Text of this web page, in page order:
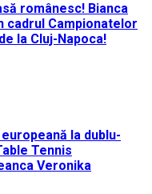
românesc! Bianca
cadrul Campionatelor
la Cluj-Napoca!
la dublu-
Tennis
Veronika